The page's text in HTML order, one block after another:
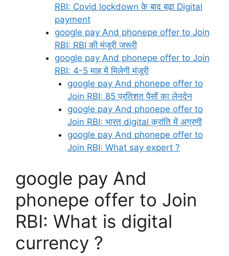
RBI: Covid lockdown के बाद बढ़ा Digital
payment
google pay And phonepe offer to Join
RBI: RBI की मंजूरी जरूरी
google pay And phonepe offer to Join
RBI: 4-5 माह में मिलेगी मंजूरी
google pay And phonepe offer to
Join RBI: 85 प्रतिशत पैसों का लेनदेन
google pay And phonepe offer to
Join RBI: भारत digital क्रांति में अग्रणी
google pay And phonepe offer to
Join RBI: What say expert ?
google pay And
phonepe offer to Join
RBI: What is digital
currency ?